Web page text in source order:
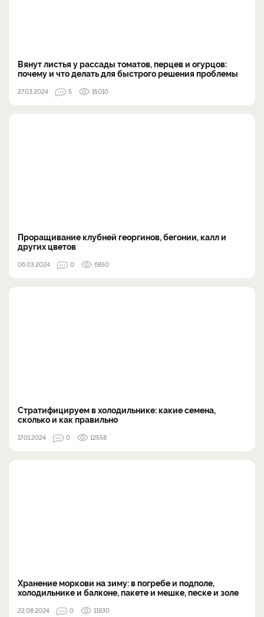
Вянут листья у рассады томатов, перцев и огурцов:
почему и что делать для быстрого решения проблемы
27.03.2024 5 15010
Проращивание клубней георгинов, бегонии, калл и
других цветов
06.03.2024 0 6850
Стратифицируем в холодильнике: какие семена,
сколько и как правильно
17.01.2024 0 12558
Хранение моркови на зиму: в погребе и подполе,
холодильнике и балконе, пакете и мешке, песке и золе
22.08.2024 0 11930